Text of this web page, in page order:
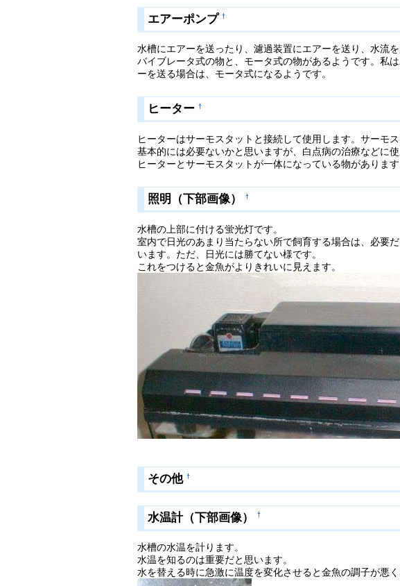
エアーポンプ †
水槽にエアーを送ったり、濾過装置にエアーを送り、水流を
バイブレータ式の物と、モータ式の物があるようです。私
ーを送る場合は、モータ式になるようです。
ヒーター †
ヒーターはサーモスタットと接続して使用します。サーモ
基本的には必要ないかと思いますが、白点病の治療などに
ヒーターとサーモスタットが一体になっている物がありま
照明（下部画像） †
水槽の上部に付ける蛍光灯です。
室内で日光のあまり当たらない所で飼育する場合は、必要
います。ただ、日光には勝てない様です。
これをつけると金魚がよりきれいに見えます。
その他 †
水温計（下部画像） †
水槽の水温を計ります。
水温を知るのは重要だと思います。
水を替える時に急激に温度を変化させると金魚の調子が悪